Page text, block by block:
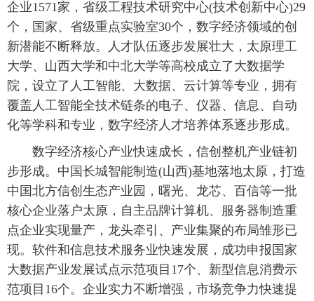
企业1571家，省级工程技术研究中心(技术创新中心)29
个，国家、省级重点实验室30个，数字经济领域的创
新潜能不断释放。人才队伍逐步发展壮大，太原理工
大学、山西大学和中北大学等高校成立了大数据学
院，设立了人工智能、大数据、云计算等专业，拥有
覆盖人工智能全技术链条的电子、仪器、信息、自动
化等学科和专业，数字经济人才培养体系逐步形成。
数字经济核心产业快速成长，信创整机产业链初
步形成。中国长城智能制造(山西)基地落地太原，打造
中国北方信创生态产业园，曙光、龙芯、百信等一批
核心企业落户太原，自主品牌计算机、服务器制造重
点企业实现量产，龙头牵引、产业集聚的布局雏形已
现。软件和信息技术服务业快速发展，成功申报国家
大数据产业发展试点示范项目17个、新型信息消费示
范项目16个。企业实力不断增强，市场竞争力快速提